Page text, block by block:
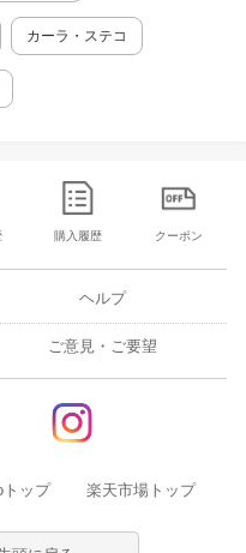
カーラ・ステコ
購入履歴 クーポン
ヘルプ
ご意見・ご要望
ップ 楽天市場トップ